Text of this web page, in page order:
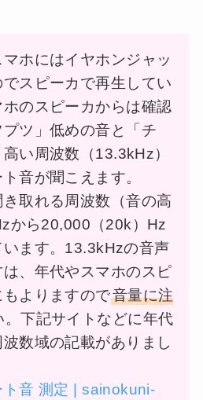
マホにはイヤホンジャッ
でスピーカで再生してい
ホのスピーカからは確認
プツ」低めの音と「チ
い周波数（13.3kHz）
音が聞こえます。
き取れる周波数（音の高
から20,000（20k）Hz
います。13.3kHzの音声
、年代やスマホのスピ
よりますので音量に注
。下記サイトなどに年代
数域の記載がありまし
ト音 測定 | sainokuni-